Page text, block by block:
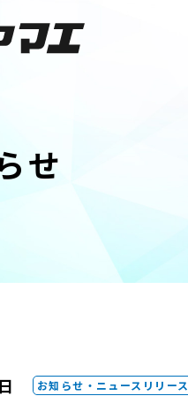
せ
お知らせ・ニュースリリース